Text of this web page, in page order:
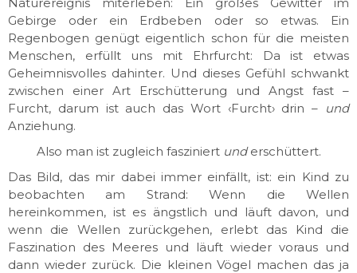
Gebirge oder ein Erdbeben oder so etwas. Ein
Regenbogen genügt eigentlich schon für die meisten
Menschen, erfüllt uns mit Ehrfurcht: Da ist etwas
Geheimnisvolles dahinter. Und dieses Gefühl schwankt
zwischen einer Art Erschütterung und Angst fast –
Furcht, darum ist auch das Wort ‹Furcht› drin – und
Anziehung.
Also man ist zugleich fasziniert underschüttert.
Das Bild, das mir dabei immer einfällt, ist: ein Kind zu
beobachten am Strand: Wenn die Wellen
hereinkommen, ist es ängstlich und läuft davon, und
wenn die Wellen zurückgehen, erlebt das Kind die
Faszination des Meeres und läuft wieder voraus und
dann wieder zurück. Die kleinen Vögel machen das ja